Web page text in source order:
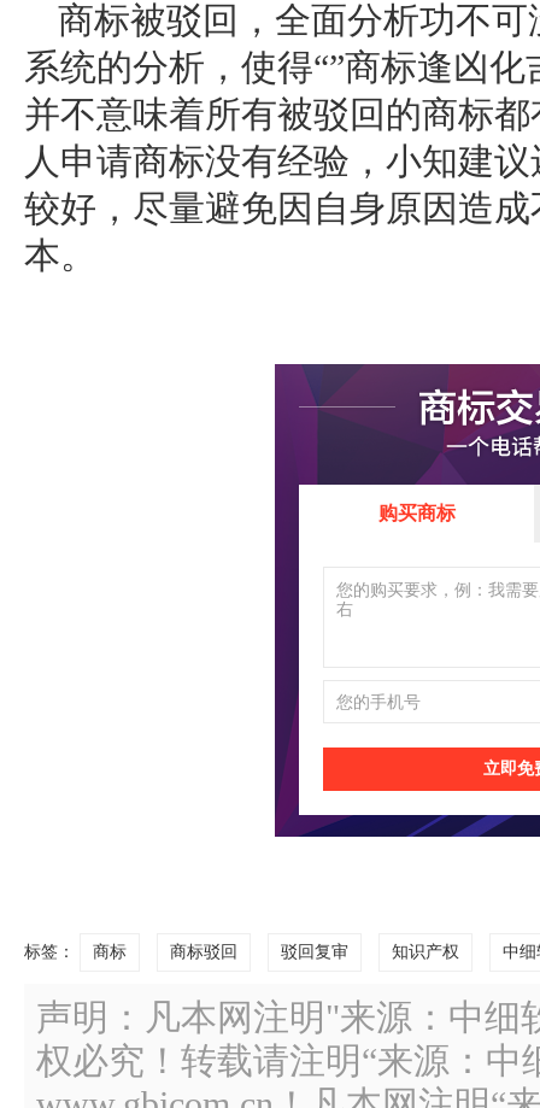
商标被驳回，全面分析功不
系统的分析，使得“”商标逢凶
并不意味着所有被驳回的商标
人申请商标没有经验，小知建
较好，尽量避免因自身原因造
本。
购买商标
立即免
标签： 商标 商标驳回 驳回复审 知识产权 中细
声明：凡本网注明"来源：中细
权必究！转载请注明“来源：中